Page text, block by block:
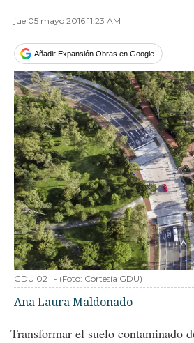
jue 05 mayo 2016 11:23 AM
Añadir Expansión Obras en Google
GDU 02 - (Foto: Cortesía GDU)
Ana Laura Maldonado
Transformar el suelo contaminado